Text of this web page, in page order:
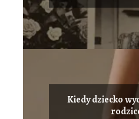
Kiedy dziecko